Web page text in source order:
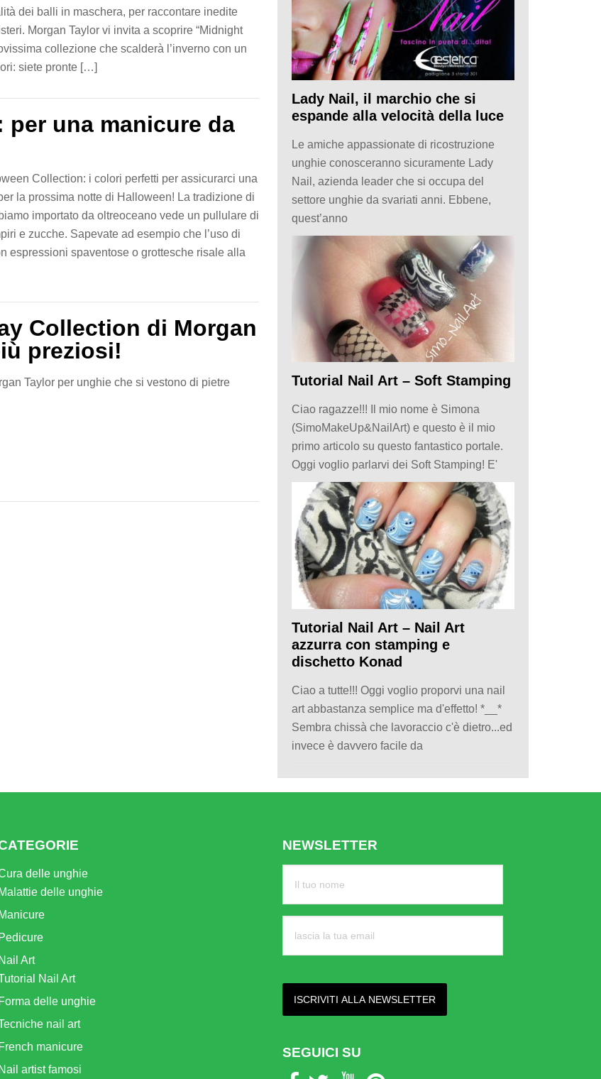
dei balli in maschera, per raccontare inedite
Morgan Taylor vi invita a scoprire “Midnight
collezione che scalderà l’inverno con un
siete pronte […]
per una manicure da
Collection: i colori perfetti per assicurarci una
la prossima notte di Halloween! La tradizione di
importato da oltreoceano vede un pullulare di
e zucche. Sapevate ad esempio che l’uso di
espressioni spaventose o grottesche risale alla
Collection di Morgan
preziosi!
Taylor per unghie che si vestono di pietre
Lady Nail, il marchio che si
espande alla velocità della luce
Le amiche appassionate di ricostruzione
unghie conosceranno sicuramente Lady
Nail, azienda leader che si occupa del
settore unghie da svariati anni. Ebbene,
quest’anno
Tutorial Nail Art – Soft Stamping
Ciao ragazze!!! Il mio nome è Simona
(SimoMakeUp&NailArt) e questo è il mio
primo articolo su questo fantastico portale.
Oggi voglio parlarvi dei Soft Stamping! E'
Tutorial Nail Art – Nail Art
azzurra con stamping e
dischetto Konad
Ciao a tutte!!! Oggi voglio proporvi una nail
art abbastanza semplice ma d'effetto! *__*
Sembra chissà che lavoraccio c'è dietro...ed
invece è davvero facile da
delle unghie
Malattie delle unghie
Manicure
Pedicure
Nail Art
Nail Art
Forma delle unghie
nail art
French manicure
Nail artist famosi
NEWSLETTER
SEGUICI SU